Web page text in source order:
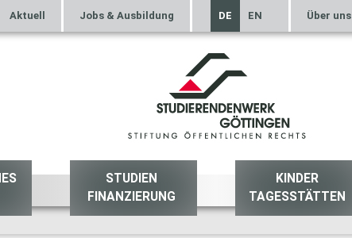
Aktuell Jobs & Ausbildung DE EN Über uns
STUDIEN
FINANZIERUNG
KINDER
TAGESSTÄTTEN